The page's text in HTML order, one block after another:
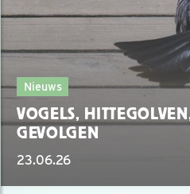
Nieuws
VOGELS,
GEVOLGEN
23.06.26